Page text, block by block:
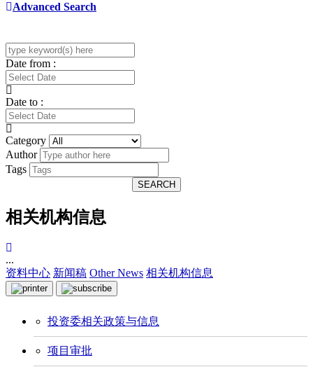
Advanced Search
Date from :
Date to :
Category
Author
Tags
SEARCH
相关机构信息
...
资料中心 新闻稿 Other News 相关机构信息
投资委相关政策与信息
项目审批